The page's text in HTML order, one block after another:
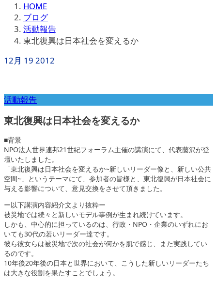
HOME
ブログ
活動報告
東北復興は日本社会を変えるか
12月 19 2012
活動報告
東北復興は日本社会を変えるか
■背景
NPO法人世界連邦21世紀フォーラム主催の講演にて、代表藤沢が登
壇いたしました。
「東北復興は日本社会を変えるか~新しいリーダー像と、新しい公共
空間~」というテーマにて、参加者の皆様と、東北復興が日本社会に
与える影響について、意見交換をさせて頂きました。
ー以下講演内容紹介文より抜粋ー
被災地では続々と新しいモデル事例が生まれ続けています。
しかも、中心的に担っているのは、行政・NPO・企業のいずれにお
いても30代の若いリーダー達です。
彼ら彼女らは被災地で次の社会が何かを肌で感じ、また実践してい
るのです。
10年後20年後の日本と世界において、こうした新しいリーダーたち
は大きな役割を果たすことでしょう。